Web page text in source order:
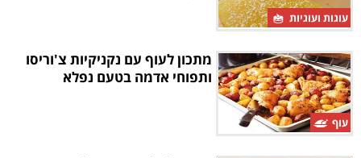
עוגות ועוגיות
עוף
מתכון לעוף עם נקניקיות צ'וריסו
ותפוחי אדמה בטעם נפלא